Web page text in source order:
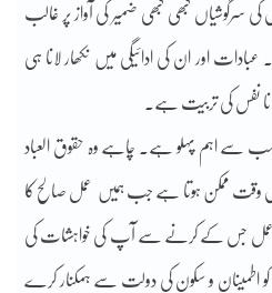
کی سرگوشیاں کبھی کبھی ضمیر کی آواز پر غالب
عبادات اور ان کی ادائیگی میں نکھار لانا ہی
نفس کی تربیت ہے۔
سے اہم پہلو ہے۔ چاہے وہ حقوق العباد
اس وقت ممکن ہوتا ہے جب ہمیں عمل صالح کا
عمل جس کے کرنے سے آپ کی خواہشات کی
اطمینان و سکون کی دولت سے ہمکنار کرے